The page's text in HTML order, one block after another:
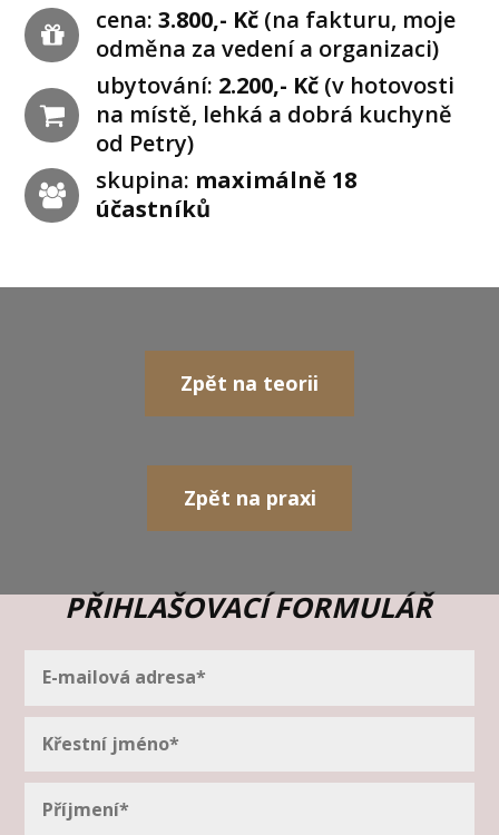
cena:3.800,- Kč (na fakturu, moje
odměna za vedení a organizaci)
ubytování: 2.200,- Kč (v hotovosti
na místě, lehká a dobrá kuchyně
od Petry)
skupina: maximálně 18
účastníků
Zpět na teorii
Zpět na praxi
PŘIHLAŠOVACÍ FORMULÁŘ